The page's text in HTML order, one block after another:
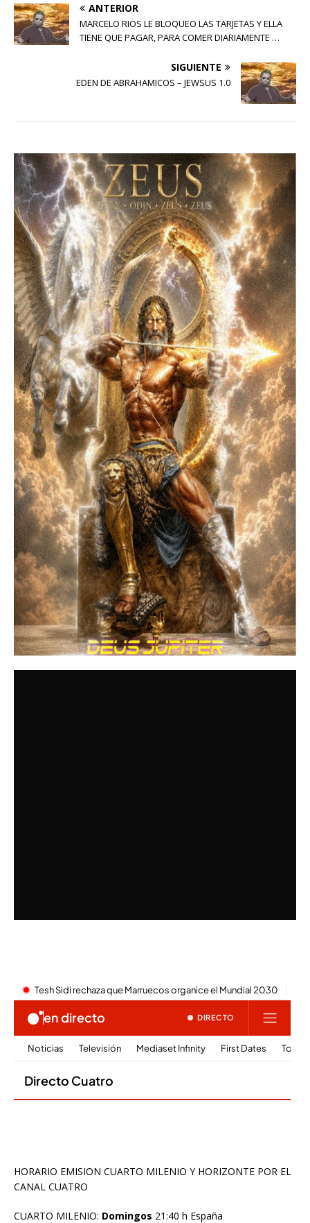
ANTERIOR
MARCELO RIOS LE BLOQUEO LAS TARJETAS Y ELLA
TIENE QUE PAGAR, PARA COMER DIARIAMENTE …
SIGUIENTE
EDEN DE ABRAHAMICOS – JEWSUS 1.0
HORARIO EMISION CUARTO MILENIO Y HORIZONTE POR EL
CANAL CUATRO
CUARTO MILENIO: Domingos 21:40 h España